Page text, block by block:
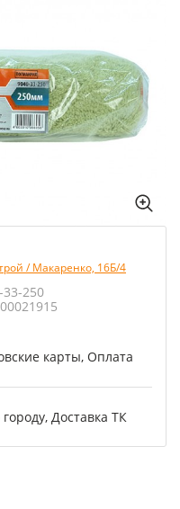
/ Макаренко, 16Б/4
33-250
карты, Оплата
Доставка ТК